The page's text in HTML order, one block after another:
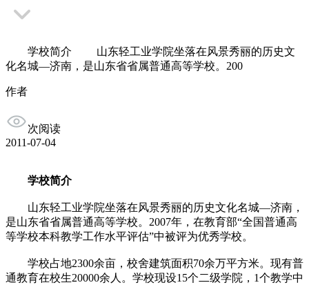
学校简介 山东轻工业学院坐落在风景秀丽的历史文
化名城—济南，是山东省省属普通高等学校。200
作者
次阅读
2011-07-04
学校简介
山东轻工业学院坐落在风景秀丽的历史文化名城—济南，
是山东省省属普通高等学校。2007年，在教育部“全国普通高
等学校本科教学工作水平评估”中被评为优秀学校。
学校占地2300余亩，校舍建筑面积70余万平方米。现有普
通教育在校生20000余人。学校现设15个二级学院，1个教学中